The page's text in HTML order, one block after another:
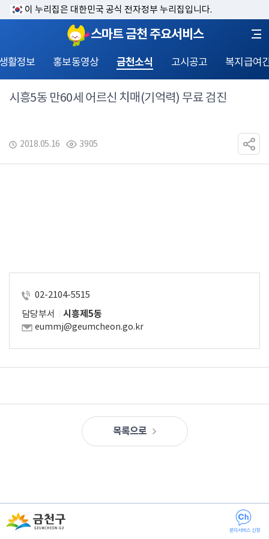
이 누리집은 대한민국 공식 전자정부 누리집입니다.
스마트 금천 주요서비스
활정보 홍보동영상 금천소식 고시공고 복지급여
문자서비스 신청
시흥5동 만60세 어르신 치매(기억력) 무료 검진
2018.05.16 3905
02-2104-5515
담당부서
시흥제5동
eummj@geumcheon.go.kr
목록으로